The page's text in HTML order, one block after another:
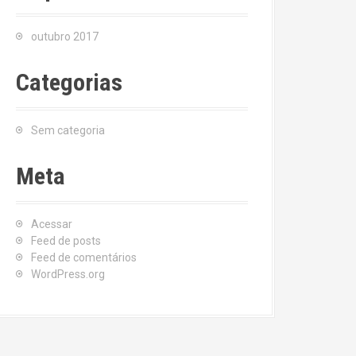
outubro 2017
Categorias
Sem categoria
Meta
Acessar
Feed de posts
Feed de comentários
WordPress.org